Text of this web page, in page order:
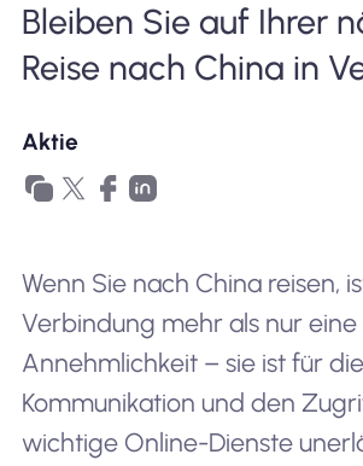
Warum Nomad eSIM
Verwendung einer eSIM
Bleiben Sie auf Ihrer
Reise nach China in
Aktie
Wenn Sie nach China reisen,
Verbindung mehr als nur eine
Annehmlichkeit – sie ist für
Kommunikation und den
wichtige Online-Dienste